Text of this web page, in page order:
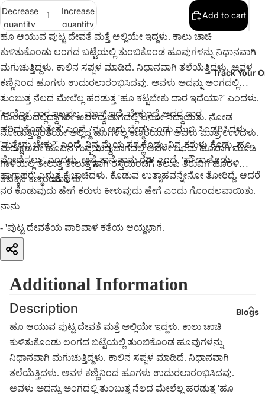
Track Your
Blogs
Decrease
quantity
Increase
quantity
Add to cart
ಹೂ ಆಯುವ ಪುಟ್ಟ ದೇವತೆ ಮತ್ತೆ ಅಲ್ಲಿಯೇ ಇದ್ದಳು. ಕಾಲು ಚಾಚಿ
ಕುಳಿತುಕೊಂಡು ಲಂಗದ ಬಟ್ಟೆಯಲ್ಲಿ ತುಂಬಿಕೊಂಡ ಹೂವುಗಳನ್ನು ನಿಧಾನವಾಗಿ
ಮಗುಚುತ್ತಿದ್ದಳು. ಕಾಲಿನ ಸಪ್ಪಳ ಮಾಡಿದೆ. ನಿಧಾನವಾಗಿ ತಲೆಯೆತ್ತಿದಳು. ಅವಳ
ಕಣ್ಣಿನಿಂದ ಹೂಗಳು ಉದುರಲಾರಂಭಿಸಿದವು. ಅವಳು ಅದನ್ನು ಅಂಗದಲ್ಲಿ
ತುಂಬುತ್ತ ನೆಲದ ಮೇಲೆಲ್ಲ ಹರಡುತ್ತ 'ಹೂ ಕಟ್ಟಬೇಕು ದಾರ ಇದೆಯಾ?' ಎಂದಳು.
'ಅಯ್ಯೋ' ದಾರ ಇಲ್ಲವಲ್ಲ. ಮಾಸ್ಕ್ ಇದೆ. ಬೇಕುಂದ್ರೆ ಅದರ ದಾರ
ಹರಿದುಕೊಡುತ್ತೇನೆ' ಎಂದೆ. 'ನೂ ಅದು ಬೇಡ' ಎಂದು ಮುಖ ಸಿಂಡರಿಸಿದಳು.
'ಮತ್ತೇನು ಬೇಕು?' ಎಂದೆ. ನಿನ್ನ ಮೈಯ ಸರ ಕೊಡು, ನಿನ್ನ ಕರುಳು ಕೊಡು. ಹೂ
ಪೋಣಿಸಲು ' ಎಂದಳು. ಅಷ್ಟೆ ತಾನೆ ನಾನು ರೆಡಿ' ಎಂದೆ. 'ಹೌದಾ ಕೊಡು
ಹಾಗಾದರೆ' ಎನ್ನುತ್ತ ಕೈ ಚಾಚಿದಳು. ಕೊಡುವ ಉತ್ಸಾಹವನ್ನೇನೋ ತೋರಿದ್ದೆ. ಆದರೆ
ನರ ಕೊಡುವುದು ಹೇಗೆ ಕರುಳು ಕೀಳುವುದು ಹೇಗೆ ಎಂದು ಗೊಂದಲವಾಯಿತು.
ನಾನು
ಗೊಂದಲದಲ್ಲಿದ್ದಾಗಲೇ ಅವಳಿದ್ದ ಜಾಗದಲ್ಲಿ ಏನೋ ಸದ್ದಾಯಿತು. ನೋಡ
ನೋಡುತ್ತಿದ್ದಂತೆಯೇ ಅಲ್ಲಿದ್ದ ಹೂಗಳೆಲ್ಲ ಕಣ್ಮರೆಯಾಗಿ ಅವಳು ಮಾತ್ರ ಉಳಿದಳು.
ಮರುಕ್ಷಣವೇ ಹೂವಿನ ಗುಪ್ಪೆಯಿದ್ದ ಜಾಗದಲ್ಲಿ ಅವಳೇ ಒಂದು ಹೂವಾಗಿ ಮೂಡಿ
ಗಾಳಿಯಲ್ಲಿ ತೇಲುತ್ತ ತೇಲುತ್ತ ಸಾಗಿ ರಸ್ತೆಯಂಚಿಗೆ ತಲುಪಿ ತಿರುವಿಗೆ ಹೊರಳಿ
ತಟಕ್ಕನೆ ಕಣ್ಮರೆಯಾದಳು.
- 'ಪುಟ್ಟ ದೇವತೆಯ ಪಾರಿವಾಳ ಕತೆಯ ಆಯ್ದಭಾಗ.
Additional Information
Description
ಹೂ ಆಯುವ ಪುಟ್ಟ ದೇವತೆ ಮತ್ತೆ ಅಲ್ಲಿಯೇ ಇದ್ದಳು. ಕಾಲು ಚಾಚಿ
ಕುಳಿತುಕೊಂಡು ಲಂಗದ ಬಟ್ಟೆಯಲ್ಲಿ ತುಂಬಿಕೊಂಡ ಹೂವುಗಳನ್ನು
ನಿಧಾನವಾಗಿ ಮಗುಚುತ್ತಿದ್ದಳು. ಕಾಲಿನ ಸಪ್ಪಳ ಮಾಡಿದೆ. ನಿಧಾನವಾಗಿ
ತಲೆಯೆತ್ತಿದಳು. ಅವಳ ಕಣ್ಣಿನಿಂದ ಹೂಗಳು ಉದುರಲಾರಂಭಿಸಿದವು.
ಅವಳು ಅದನ್ನು ಅಂಗದಲ್ಲಿ ತುಂಬುತ್ತ ನೆಲದ ಮೇಲೆಲ್ಲ ಹರಡುತ್ತ 'ಹೂ